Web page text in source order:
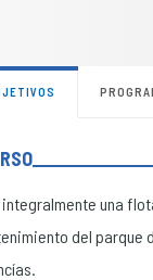
una
del